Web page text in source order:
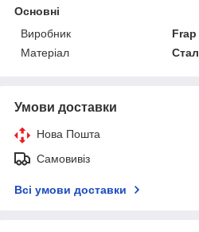
Основні
Виробник
Frap
Матеріал
Умови доставки
Нова Пошта
Самовивіз
Всі умови доставки